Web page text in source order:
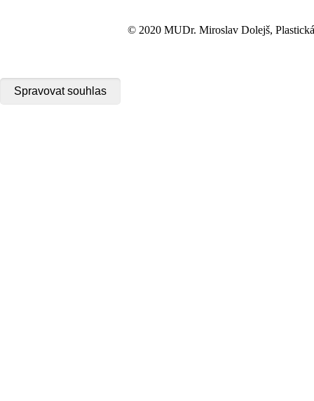
© 2020 MUDr. Miroslav Dolejš,
Spravovat souhlas